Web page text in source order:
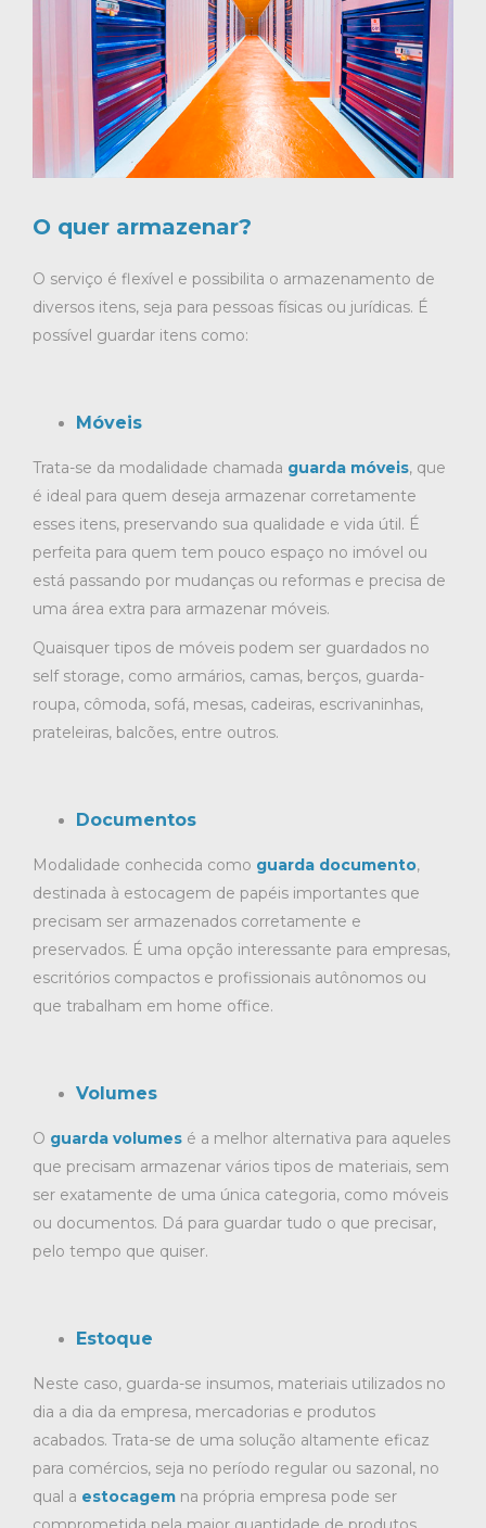
O quer armazenar?
O serviço é flexível e possibilita o armazenamento de
diversos itens, seja para pessoas físicas ou jurídicas. É
possível guardar itens como:
Móveis
Trata-se da modalidade chamada guarda móveis, que
é ideal para quem deseja armazenar corretamente
esses itens, preservando sua qualidade e vida útil. É
perfeita para quem tem pouco espaço no imóvel ou
está passando por mudanças ou reformas e precisa de
uma área extra para armazenar móveis.
Quaisquer tipos de móveis podem ser guardados no
self storage, como armários, camas, berços, guarda-
roupa, cômoda, sofá, mesas, cadeiras, escrivaninhas,
prateleiras, balcões, entre outros.
Documentos
Modalidade conhecida como guarda documento,
destinada à estocagem de papéis importantes que
precisam ser armazenados corretamente e
preservados. É uma opção interessante para empresas,
escritórios compactos e profissionais autônomos ou
que trabalham em home office.
Volumes
O guarda volumes é a melhor alternativa para aqueles
que precisam armazenar vários tipos de materiais, sem
ser exatamente de uma única categoria, como móveis
ou documentos. Dá para guardar tudo o que precisar,
pelo tempo que quiser.
Estoque
Neste caso, guarda-se insumos, materiais utilizados no
dia a dia da empresa, mercadorias e produtos
acabados. Trata-se de uma solução altamente eficaz
para comércios, seja no período regular ou sazonal, no
qual a estocagem na própria empresa pode ser